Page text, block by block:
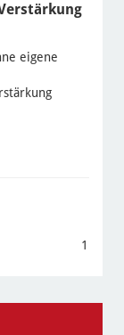
eigene
1